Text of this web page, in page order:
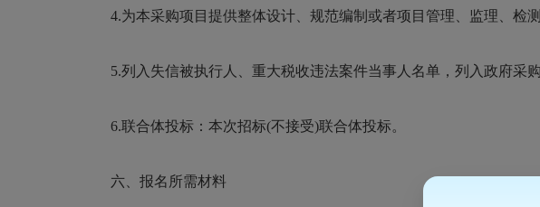
4.为本采购项目提供整体设计、规范编制或者项目管理、监理、检
5.列入失信被执行人、重大税收违法案件当事人名单，列入政府采
6.联合体投标：本次招标(不接受)联合体投标。
六、报名所需材料